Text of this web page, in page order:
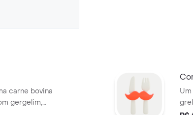
carne bovina
gergelim,